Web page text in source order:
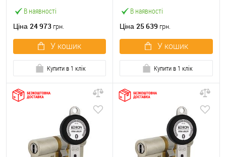
В наявності
Ціна 24 973 грн.
У кошик
Купити в 1 клік
В наявності
Ціна 25 639 грн.
У кошик
Купити в 1 клік